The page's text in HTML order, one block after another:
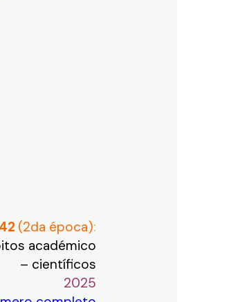
(2da época):
académico
– científicos
2025